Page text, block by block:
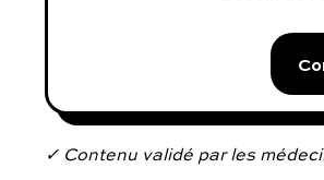
✓ Contenu validé par les